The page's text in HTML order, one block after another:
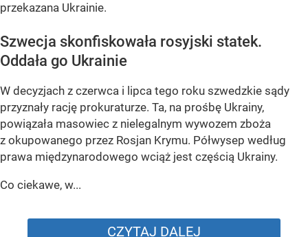
przekazana Ukrainie.
Szwecja skonfiskowała rosyjski statek.
Oddała go Ukrainie
W decyzjach z czerwca i lipca tego roku szwedzkie sądy
przyznały rację prokuraturze. Ta, na prośbę Ukrainy,
powiązała masowiec z nielegalnym wywozem zboża
z okupowanego przez Rosjan Krymu. Półwysep według
prawa międzynarodowego wciąż jest częścią Ukrainy.
Co ciekawe, w...
CZYTAJ DALEJ